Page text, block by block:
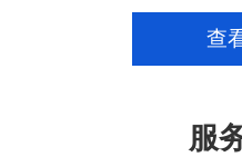
定的大量货源的进口轴
心态，通过完善的销售
强沟通、加深了解，为
查
服